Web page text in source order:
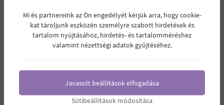
VEGABOND KÓKUSZTEJPOR 300G
nagy kókuszdióból nyerhető friss
tejnek. Javasolt turmixok, reggeli italok,
koktélok, gabonakásák, sütemények és
levesek felhasználásához.
Mi és partnereink az Ön engedélyét kérjük arra, hogy cookie-
kat tároljunk eszközén személyre szabott hirdetések és
tartalom nyújtásához, hirdetés- és tartalomméréshez
valamint nézettségi adatok gyűjtéséhez.
Javasolt beállítások elfogadása
Sütibeállítások módosítása